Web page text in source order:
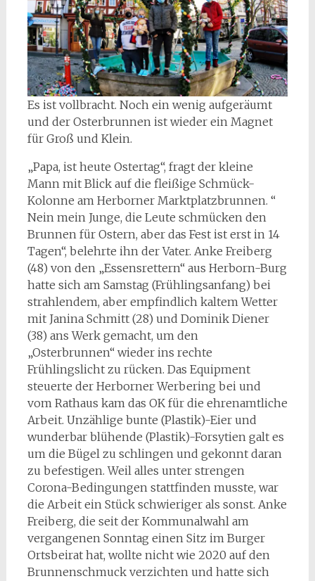
Es ist vollbracht. Noch ein wenig aufgeräumt
und der Osterbrunnen ist wieder ein Magnet
für Groß und Klein.
„Papa, ist heute Ostertag“, fragt der kleine
Mann mit Blick auf die fleißige Schmück-
Kolonne am Herborner Marktplatzbrunnen. “
Nein mein Junge, die Leute schmücken den
Brunnen für Ostern, aber das Fest ist erst in 14
Tagen“, belehrte ihn der Vater. Anke Freiberg
(48) von den „Essensrettern“ aus Herborn-Burg
hatte sich am Samstag (Frühlingsanfang) bei
strahlendem, aber empfindlich kaltem Wetter
mit Janina Schmitt (28) und Dominik Diener
(38) ans Werk gemacht, um den
„Osterbrunnen“ wieder ins rechte
Frühlingslicht zu rücken. Das Equipment
steuerte der Herborner Werbering bei und
vom Rathaus kam das OK für die ehrenamtliche
Arbeit. Unzählige bunte (Plastik)-Eier und
wunderbar blühende (Plastik)-Forsytien galt es
um die Bügel zu schlingen und gekonnt daran
zu befestigen. Weil alles unter strengen
Corona-Bedingungen stattfinden musste, war
die Arbeit ein Stück schwieriger als sonst. Anke
Freiberg, die seit der Kommunalwahl am
vergangenen Sonntag einen Sitz im Burger
Ortsbeirat hat, wollte nicht wie 2020 auf den
Brunnenschmuck verzichten und hatte sich